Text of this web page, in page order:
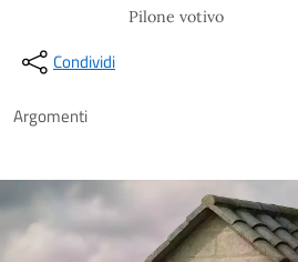
Pilone votivo
Condividi
Argomenti